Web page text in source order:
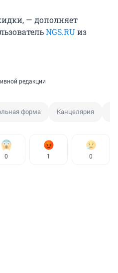
— дополняет
NGS.RUиз
редакции
форма Канцелярия
0 1 0